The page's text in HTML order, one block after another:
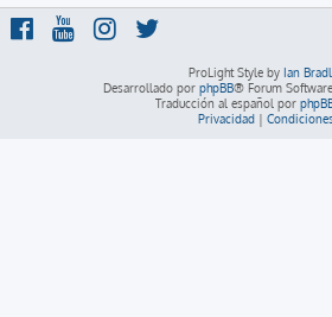
ProLight Style by Ian
Desarrollado por phpBB® Forum
Traducción al español por
Privacidad|